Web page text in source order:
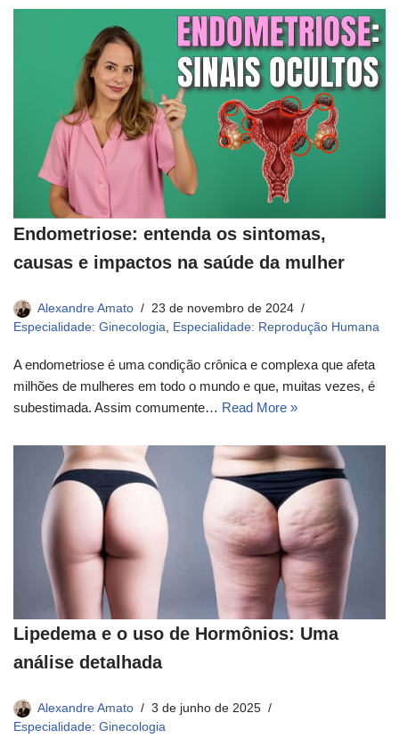
Endometriose: entenda os sintomas,
causas e impactos na saúde da mulher
Alexandre Amato
23 de novembro de 2024
Especialidade: Ginecologia
Especialidade: Reprodução Humana
A endometriose é uma condição crônica e complexa que afeta
milhões de mulheres em todo o mundo e que, muitas vezes, é
subestimada. Assim comumente… Read More »
Lipedema e o uso de Hormônios: Uma
análise detalhada
Alexandre Amato
3 de junho de 2025
Especialidade: Ginecologia